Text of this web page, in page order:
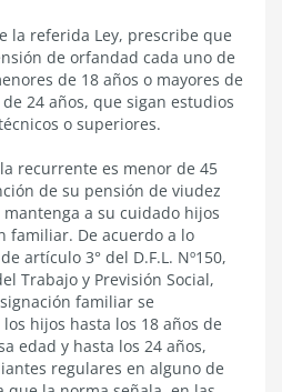
la referida Ley, prescribe que
de orfandad cada uno de
de 18 años o mayores de
24 años, que sigan estudios
o superiores.
recurrente es menor de 45
de su pensión de viudez
a su cuidado hijos
familiar. De acuerdo a lo
artículo 3° del D.F.L. Nº150,
Trabajo y Previsión Social,
familiar se
hijos hasta los 18 años de
edad y hasta los 24 años,
regulares en alguno de